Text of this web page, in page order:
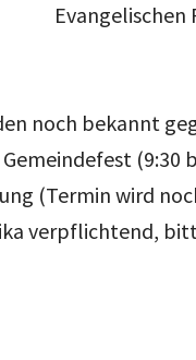
noch bekannt
(9:30
(Termin wird
verpflichtend,